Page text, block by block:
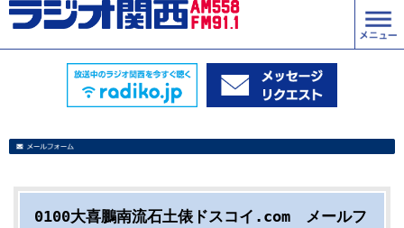
0100大喜鵬南流石土俵ドスコイ.com メールフ